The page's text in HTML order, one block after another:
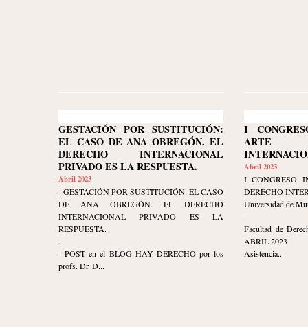
GESTACIÓN POR SUSTITUCIÓN:
EL CASO DE ANA OBREGÓN. EL
DERECHO INTERNACIONAL
PRIVADO ES LA RESPUESTA.
Abril 2023
- GESTACIÓN POR SUSTITUCIÓN: EL CASO
DE ANA OBREGÓN. EL DERECHO
INTERNACIONAL PRIVADO ES LA
RESPUESTA.
.
- POST en el BLOG HAY DERECHO por los
profs. Dr. D...
I
ARTE
Abril 2023
I CONGRESO
DERECHO
Universidad de
.
Facultad de
ABRIL 2023
Asistencia...